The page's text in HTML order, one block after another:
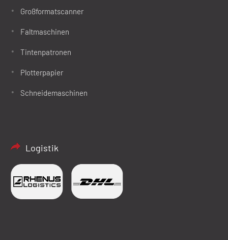
Großformatscanner
Faltmaschinen
Tintenpatronen
Plotterpapier
Schneidemaschinen
Logistik